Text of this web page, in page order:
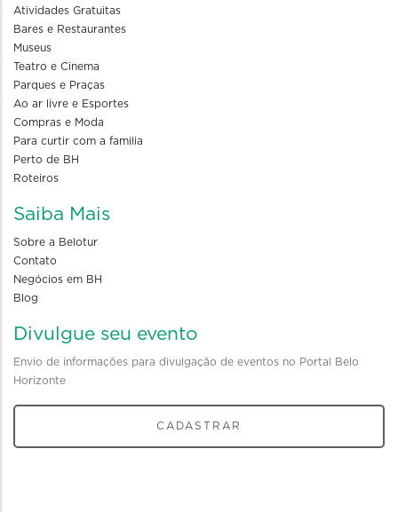
Atividades Gratuitas
Bares e Restaurantes
Museus
Teatro e Cinema
Parques e Praças
Ao ar livre e Esportes
Compras e Moda
Para curtir com a familia
Perto de BH
Roteiros
Saiba Mais
Sobre a Belotur
Contato
Negócios em BH
Blog
Divulgue seu evento
Envio de informações para divulgação de eventos no Portal Belo
Horizonte
CADASTRAR